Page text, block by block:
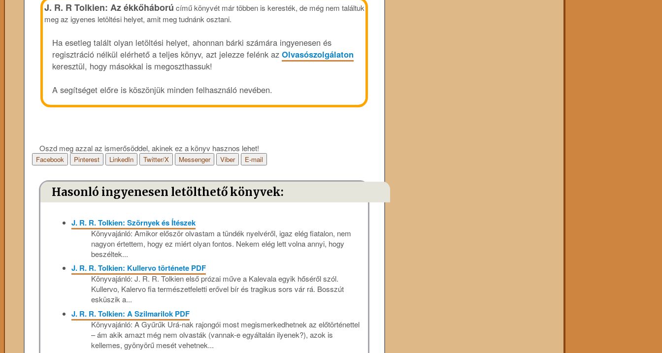
J. R. R Tolkien: Az ékkőháború című könyvét már többen is keresték, de még nem találtuk
meg az igyenes letöltési helyet, amit meg tudnánk osztani.
Ha esetleg talált olyan letöltési helyet, ahonnan bárki számára ingyenesen és
regisztráció nélkül elérhető a teljes könyv, azt jelezze felénk az Olvasószolgálaton
keresztül, hogy másokkal is megoszthassuk!
A segítséget előre is köszönjük minden felhasználó nevében.
Oszd meg azzal az ismerősöddel, akinek ez a könyv hasznos lehet!
Facebook Pinterest LinkedIn Twitter/X Messenger Viber E-mail
Hasonló ingyenesen letölthető könyvek:
J. R. R. Tolkien: Szörnyek és Ítészek
Könyvajánló: Amikor először olvastam a tündék nyelvéről, igaz elég fiatalon, nem
nagyon értettem, hogy ez miért olyan fontos. Nekem elég lett volna annyi, hogy
beszéltek...
J. R. R. Tolkien: Kullervo ​története PDF
Könyvajánló: J. R. R. Tolkien első prózai műve a Kalevala egyik hőséről szól.
Kullervo, Kalervo fia természetfeletti erővel bír és tragikus sors vár rá. Bosszút
esküszik a...
J. R. R. Tolkien: A Szilmarilok PDF
Könyvajánló: A Gyűrűk Urá-nak rajongói most megismerkedhetnek az előtörténettel
– ám akik amazt még nem olvasták (vannak-e egyáltalán ilyenek?), azok is
kellemes, gyönyörű mesét vehetnek...